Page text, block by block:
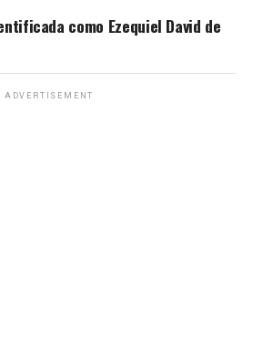
como Ezequiel David de
ADVERTISEMENT